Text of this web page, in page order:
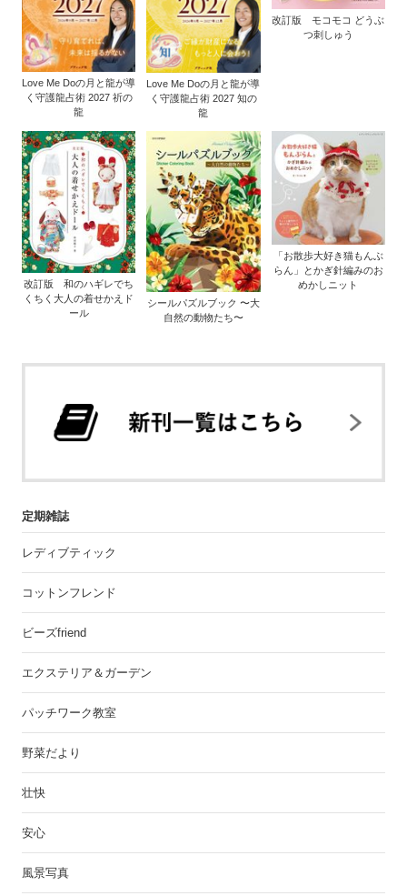
Love Me Doの月と龍が導
く守護龍占術 2027 祈の
龍
Love Me Doの月と龍が導
く守護龍占術 2027 知の
龍
改訂版 モコモコ どうぶ
つ刺しゅう
改訂版 和のハギレでち
くちく大人の着せかえド
ール
シールパズルブック 〜大
自然の動物たち〜
「お散歩大好き猫もんぶ
らん」とかぎ針編みのお
めかしニット
定期雑誌
レディブティック
コットンフレンド
ビーズfriend
エクステリア＆ガーデン
パッチワーク教室
野菜だより
壮快
安心
風景写真